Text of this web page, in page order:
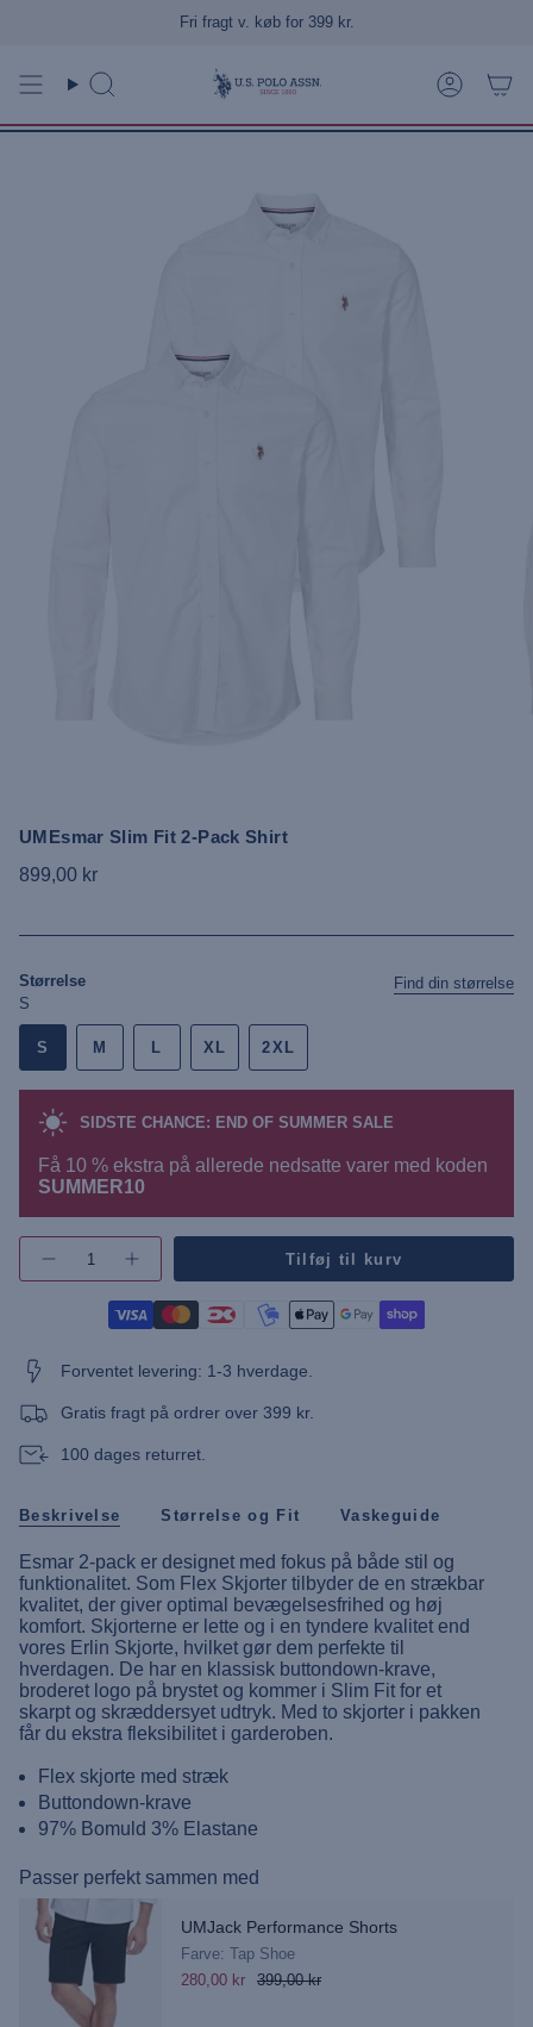
Fri fragt v. køb for 399 kr.
Søg Konto
UMEsmar Slim Fit 2-Pack Shirt
899,00 kr
Størrelse
Find din størrelse
S
S M L XL 2XL
SIDSTE CHANCE: END OF SUMMER SALE
Få 10 % ekstra på allerede nedsatte varer med koden
SUMMER10
{"in_cart_html"=>"",
"decrease"=>"",
"multiples_of"=>"",
"minimum_of"=>"",
"maximum_of"=>""}
antallet
knap
-
Fit
Pack
Shirt"
Tilføj til kurv
Forventet levering: 1-3 hverdage.
Gratis fragt på ordrer over 399 kr.
100 dages returret.
Beskrivelse Størrelse og Fit Vaskeguide
Esmar 2-pack er designet med fokus på både stil og
funktionalitet. Som Flex Skjorter tilbyder de en strækbar
kvalitet, der giver optimal bevægelsesfrihed og høj
komfort. Skjorterne er lette og i en tyndere kvalitet end
vores Erlin Skjorte, hvilket gør dem perfekte til
hverdagen. De har en klassisk buttondown-krave,
broderet logo på brystet og kommer i Slim Fit for et
skarpt og skræddersyet udtryk. Med to skjorter i pakken
får du ekstra fleksibilitet i garderoben.
Flex skjorte med stræk
Buttondown-krave
97% Bomuld 3% Elastane
Passer perfekt sammen med
UMJack Performance Shorts
Farve: Tap Shoe
280,00 kr
399,00 kr